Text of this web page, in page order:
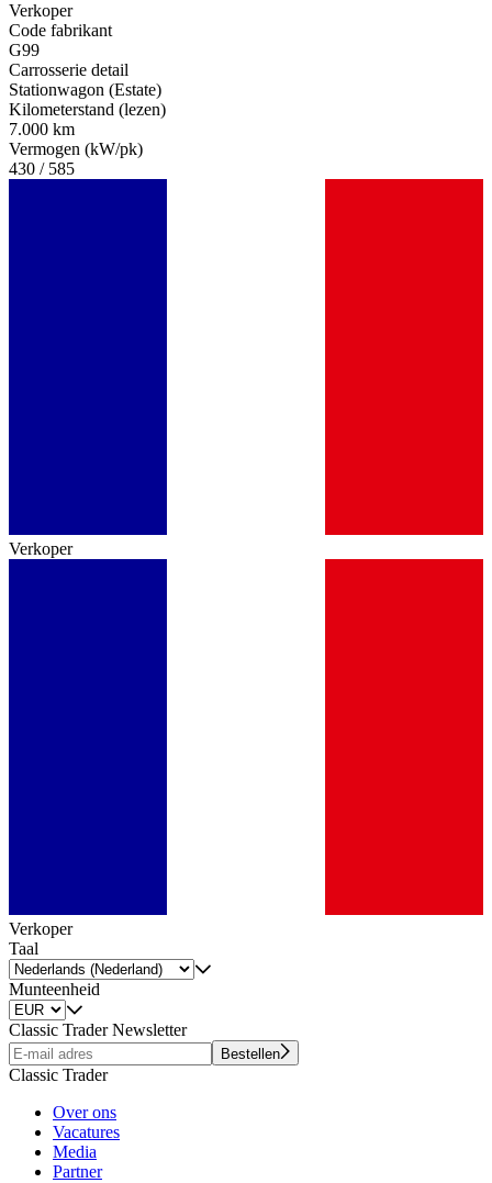
Verkoper
Code fabrikant
G99
Carrosserie detail
Stationwagon (Estate)
Kilometerstand (lezen)
7.000 km
Vermogen (kW/pk)
430 / 585
Verkoper
Verkoper
Taal
Munteenheid
Classic Trader Newsletter
Bestellen
Classic Trader
Over ons
Vacatures
Media
Partner